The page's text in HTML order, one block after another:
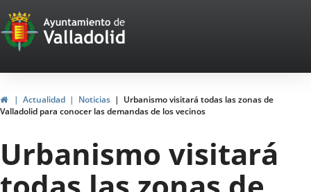
Portal
Web
del
Ayuntamiento
de
Valladolid
HomeActualidad Noticias
Urbanismo visitará todas las zonas de
Valladolid para conocer las demandas de los vecinos
Urbanismo visitará